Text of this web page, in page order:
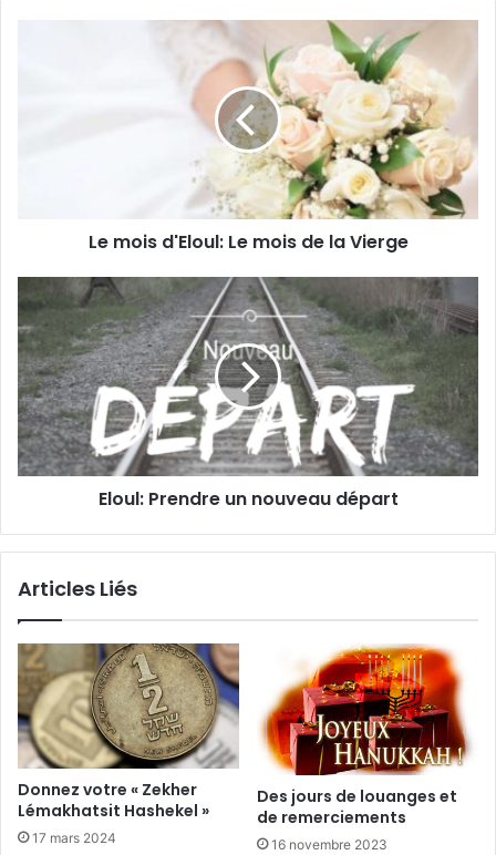
Le mois d'Eloul: Le mois de la Vierge
Eloul: Prendre un nouveau départ
Articles Liés
Donnez votre « Zekher
Lémakhatsit Hashekel »
17 mars 2024
Des jours de louanges et
de remerciements
16 novembre 2023